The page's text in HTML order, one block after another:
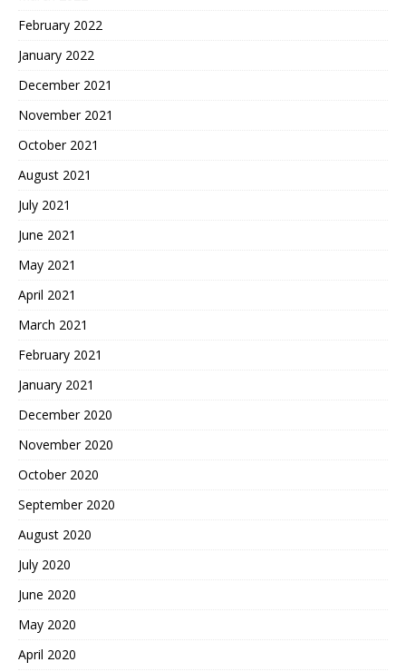
February 2022
January 2022
December 2021
November 2021
October 2021
August 2021
July 2021
June 2021
May 2021
April 2021
March 2021
February 2021
January 2021
December 2020
November 2020
October 2020
September 2020
August 2020
July 2020
June 2020
May 2020
April 2020